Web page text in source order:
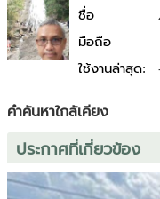
ชื่อ
มือถือ
ใช้งานล่าสุด:
คำค้นหาใกล้เคียง
ประกาศที่เกี่ยวข้อง